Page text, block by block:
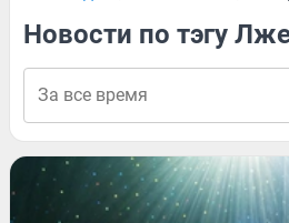
Новости по тэгу